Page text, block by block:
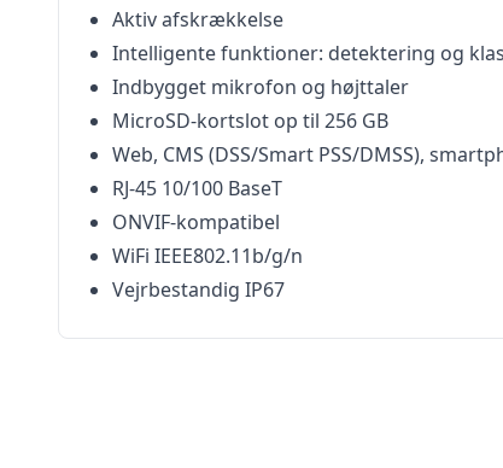
Aktiv afskrækkelse
Intelligente funktioner: detektering og
Indbygget mikrofon og højttaler
MicroSD-kortslot op til 256 GB
Web, CMS (DSS/Smart PSS/DMSS),
RJ-45 10/100 BaseT
ONVIF-kompatibel
WiFi IEEE802.11b/g/n
Vejrbestandig IP67